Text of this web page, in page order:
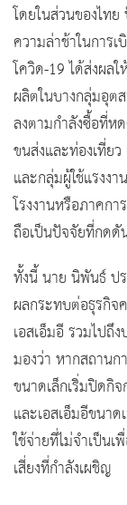
โดยในส่วนของไท
ความล่าช้าในการ
โควิด-19 ได้ส่งผล
ผลิตในบางกลุ่มอุต
ลงตามกำลังซื้อที่ห
ขนส่งและท่องเที่ย
และกลุ่มผู้ใช้แรงง
โรงงานหรือภาคก
ถือเป็นปัจจัยที่กดดั
ทั้งนี้ นาย นิพันธ์ ป
ผลกระทบต่อธุรกิจ
เอสเอ็มอี รวมไปถึ
มองว่า หากสถาน
ขนาดเล็กเริ่มปิดกิ
และเอสเอ็มอีขนา
ใช้จ่ายที่ไม่จำเป็น
เสี่ยงที่กำลังเผชิญ